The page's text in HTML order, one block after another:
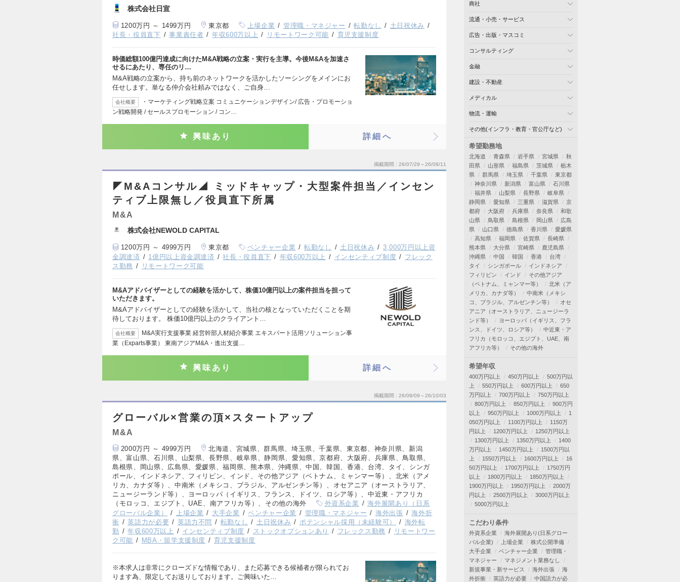
株式会社日宣
1200万円 ～ 1499万円 東京都 上場企業 管理職・マネジャー 転勤なし
土日祝休み
社長・役員直下
事業責任者 年収600万以上 リモートワーク可能 育児支援制度
時価総額100億円達成に向けたM&A戦略の立案・実行を主導。今後M&Aを加速さ
せるにあたり、専任のリ…
M&A戦略の立案から、持ち前のネットワークを活かしたソーシングをメインにお
任せします。単なる仲介会社頼みではなく、ご自身…
会社概要
・マーケティング戦略立案 コミュニケーションデザイン/ 広告・プロモーショ
ン戦略開発 / セールスプロモーション / コン…
興味あり 詳細へ
掲載期間 26/07/29～26/08/11
◤M&Aコンサル◢ ミッドキャップ・大型案件担当／インセン
ティブ上限無し／役員直下所属
M&A
株式会社NEWOLD CAPITAL
1200万円 ～ 4999万円 東京都 ベンチャー企業 転勤なし 土日祝休み
3,000万円以上資
金調達済
1億円以上資金調達済 社長・役員直下 年収600万以上 インセンティブ制度
フレック
ス勤務
リモートワーク可能
M&Aアドバイザーとしての経験を活かして、株価10億円以上の案件担当を担って
いただきます。
M&Aアドバイザーとしての経験を活かして、当社の核となっていただくことを期
待しております。 株価10億円以上のクライアント…
会社概要
M&A実行支援事業 経営幹部人材紹介事業 エキスパート活用ソリューション事
業（Exparts事業） 東南アジアM&A・進出支援…
興味あり 詳細へ
掲載期間 26/08/09～26/10/03
グローバル×営業の頂×スタートアップ
M&A
2000万円 ～ 4999万円
北海道、宮城県、群馬県、埼玉県、千葉県、東京都、神奈川県、新潟
県、富山県、石川県、山梨県、長野県、岐阜県、静岡県、愛知県、京都府、大阪府、兵庫県、鳥取県、
島根県、岡山県、広島県、愛媛県、福岡県、熊本県、沖縄県、中国、韓国、香港、台湾、タイ、シンガ
ポール、インドネシア、フィリピン、インド、その他アジア（ベトナム、ミャンマー等）、北米（アメ
リカ、カナダ等）、中南米（メキシコ、ブラジル、アルゼンチン等）、オセアニア（オーストラリア、
ニュージーランド等）、ヨーロッパ（イギリス、フランス、ドイツ、ロシア等）、中近東・アフリカ
（モロッコ、エジプト、UAE、南アフリカ等）、その他の海外
外資系企業
海外展開あり（日系
グローバル企業）
上場企業 大手企業 ベンチャー企業 管理職・マネジャー 海外出張
海外折
衝
英語力が必要 英語力不問 転勤なし 土日祝休み ポテンシャル採用（未経験可）
海外転
勤
年収600万以上 インセンティブ制度 ストックオプションあり フレックス勤務
リモートワー
ク可能
MBA・留学支援制度 育児支援制度
※本求人は非常にクローズドな情報であり、また応募できる候補者が限られてお
ります為、限定してお送りしております。ご興味いた…
商社
流通・小売・サービス
広告・出版・マスコミ
コンサルティング
金融
建設・不動産
メディカル
物流・運輸
その他(インフラ・教育・官公庁など)
希望勤務地
北海道 青森県 岩手県 宮城県
秋
田県
山形県 福島県 茨城県
栃木
県
群馬県 埼玉県 千葉県
東京都
神奈川県
新潟県 富山県
石川県
福井県
山梨県 長野県
岐阜県
静岡県
愛知県 三重県 滋賀県
京
都府
大阪府 兵庫県 奈良県
和歌
山県
鳥取県 島根県 岡山県
広島
県
山口県 徳島県 香川県
愛媛県
高知県
福岡県 佐賀県
長崎県
熊本県
大分県 宮崎県
鹿児島県
沖縄県
中国 韓国 香港
台湾
タイ
シンガポール
インドネシア
フィリピン
インド
その他アジア
（ベトナム、ミャンマー等）
北米（ア
メリカ、カナダ等）
中南米（メキシ
コ、ブラジル、アルゼンチン等）
オセ
アニア（オーストラリア、ニュージーラ
ンド等）
ヨーロッパ（イギリス、フラ
ンス、ドイツ、ロシア等）
中近東・ア
フリカ（モロッコ、エジプト、UAE、南
アフリカ等）
その他の海外
希望年収
400万円以上 450万円以上
500万円以
上
550万円以上 600万円以上
650
万円以上
700万円以上
750万円以上
800万円以上
850万円以上
900万円
以上
950万円以上 1000万円以上
1
050万円以上
1100万円以上
1150万
円以上
1200万円以上
1250万円以上
1300万円以上
1350万円以上
1400
万円以上
1450万円以上
1500万円以
上
1550万円以上 1600万円以上
16
50万円以上
1700万円以上
1750万円
以上
1800万円以上
1850万円以上
1900万円以上
1950万円以上
2000万
円以上
2500万円以上
3000万円以上
5000万円以上
こだわり条件
外資系企業
海外展開あり(日系グロー
バル企業)
上場企業
株式公開準備
大手企業
ベンチャー企業
管理職・
マネジャー
マネジメント業務なし
新規事業・新サービス
海外出張
海
外折衝
英語力が必要
中国語力が必